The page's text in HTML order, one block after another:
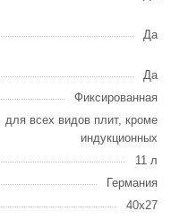
Да
Да
Фиксированная
для всех видов плит, кроме
индукционных
11 л
Германия
40х27